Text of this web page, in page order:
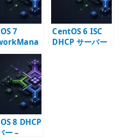
7
発展途上
のか –
運用との距
CentOS 6 ISC
DHCP サーバー
8 DHCP
ー –